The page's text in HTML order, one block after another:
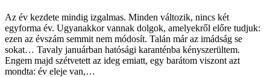
Az év kezdete mindig izgalmas. Minden változik, nincs két
egyforma év. Ugyanakkor vannak dolgok, amelyekről előre tudjuk:
ezen az évszám semmit nem módosít. Talán már az imádság se
sokat… Tavaly januárban hatósági karanténba kényszerültem.
Engem majd szétvetett az ideg emiatt, egy barátom viszont azt
mondta: év eleje van,…